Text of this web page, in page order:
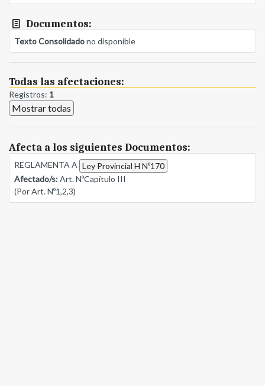
Documentos:
Texto Consolidadono disponible
Todas las afectaciones:
Registros: 1
Mostrar todas
Afecta a los siguientes Documentos:
REGLAMENTA A Ley Provincial H Nº170
Afectado/s:Art. NºCapítulo III
(Por Art. Nº1,2,3)